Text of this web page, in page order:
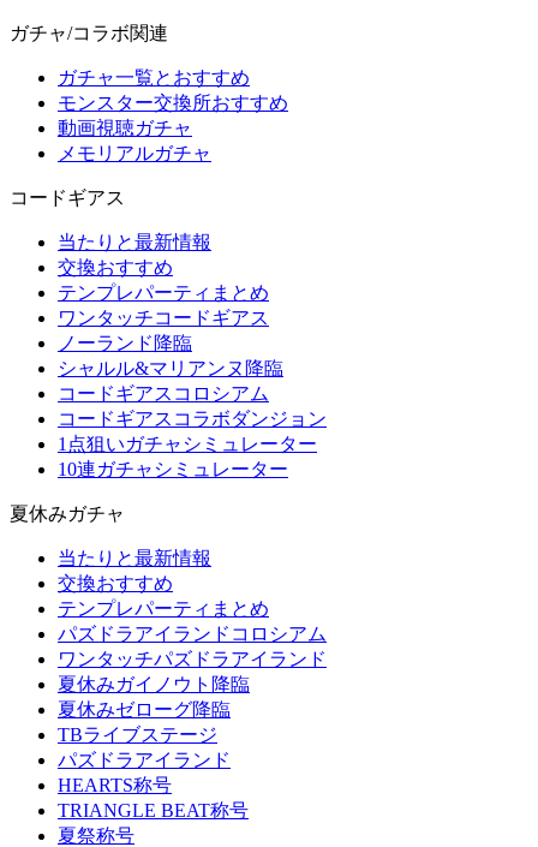
ガチャ/コラボ関連
ガチャ一覧とおすすめ
モンスター交換所おすすめ
動画視聴ガチャ
メモリアルガチャ
コードギアス
当たりと最新情報
交換おすすめ
テンプレパーティまとめ
ワンタッチコードギアス
ノーランド降臨
シャルル&マリアンヌ降臨
コードギアスコロシアム
コードギアスコラボダンジョン
1点狙いガチャシミュレーター
10連ガチャシミュレーター
夏休みガチャ
当たりと最新情報
交換おすすめ
テンプレパーティまとめ
パズドラアイランドコロシアム
ワンタッチパズドラアイランド
夏休みガイノウト降臨
夏休みゼローグ降臨
TBライブステージ
パズドラアイランド
HEARTS称号
TRIANGLE BEAT称号
夏祭称号